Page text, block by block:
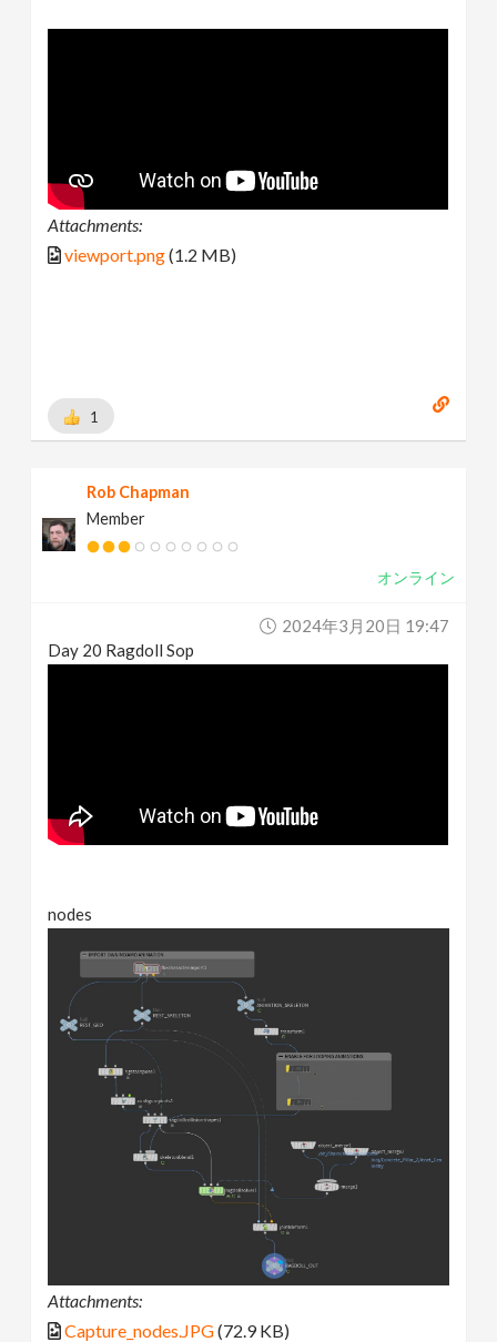
Attachments:
viewport.png(1.2 MB)
1
Rob Chapman
Member
オンライン
2024年3月20日 19:47
Day 20 Ragdoll Sop
nodes
Attachments:
Capture_nodes.JPG(72.9 KB)